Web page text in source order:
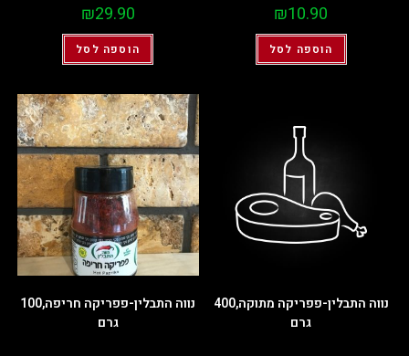
₪10.90
הוספה לסל
₪29.90
הוספה לסל
נווה התבלין-פפריקה מתוקה,400
גרם
נווה התבלין-פפריקה חריפה,100
גרם